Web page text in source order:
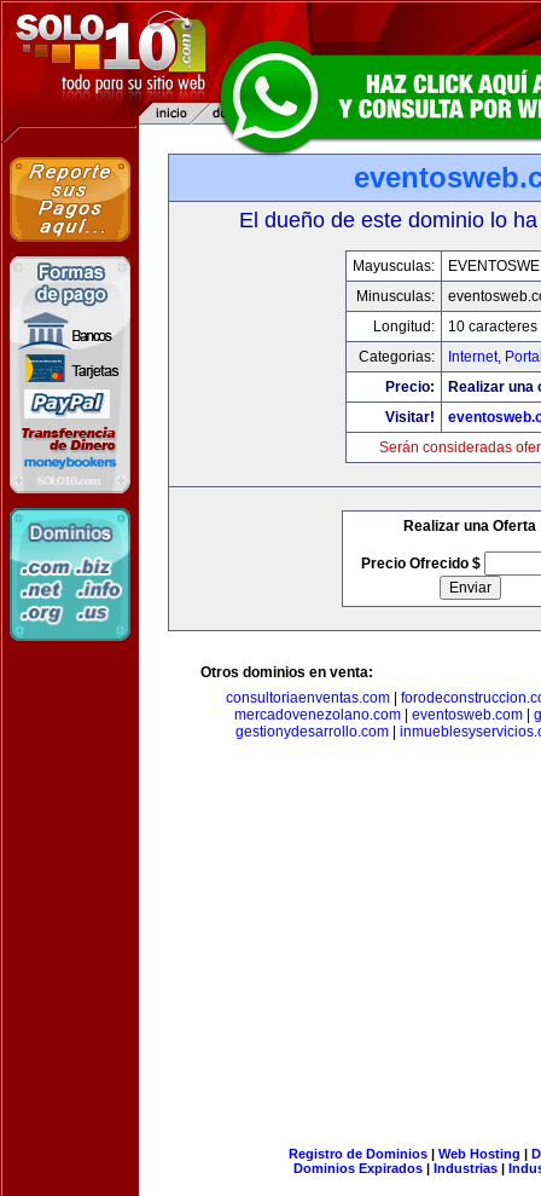
El dueño de este dominio lo
Mayusculas:
Minusculas:
Longitud:
10 caracteres
Categorias:
Internet,
Precio:
Realizar una
Visitar!
Serán consideradas
Realizar una Oferta
Precio Ofrecido $
Otros dominios en venta:
consultoriaenventas.com
mercadovenezolano.com
eventosweb.com
gestionydesarrollo.com
Registro de Dominios| Web Hosting |
Dominios Expirados | Industrias |